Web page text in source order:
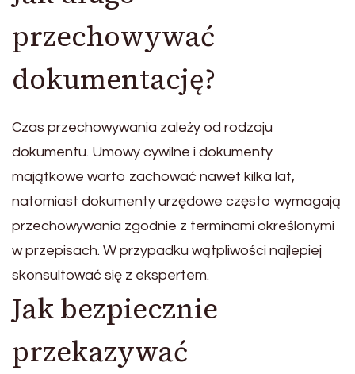
przechowywać
dokumentację?
Czas przechowywania zależy od rodzaju
dokumentu. Umowy cywilne i dokumenty
majątkowe warto zachować nawet kilka lat,
natomiast dokumenty urzędowe często wymagają
przechowywania zgodnie z terminami określonymi
w przepisach. W przypadku wątpliwości najlepiej
skonsultować się z ekspertem.
Jak bezpiecznie
przekazywać